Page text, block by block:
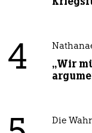
4
„Wir
Die